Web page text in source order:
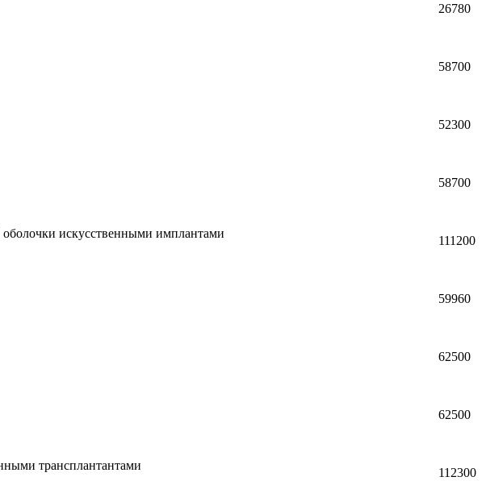
26780
58700
52300
58700
оболочки искусственными имплантами
111200
59960
62500
62500
трансплантантами
112300